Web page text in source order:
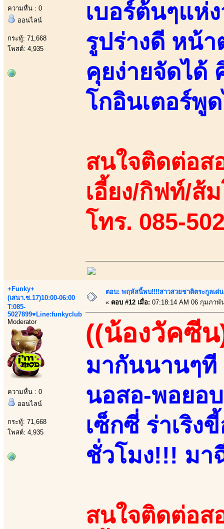
ความหื่น : 0
ออนไลน์
กระทู้: 71,668
โพสต์: 4,935
เบอร์ต้นๆแห่
รูปร่างดี หน้
คุยง่ายจัดได้
โกอินเตอร์พู
สนใจติดต่อส
เอี้ยง/กิฟท์/ส้
โทร. 085-
+Funky+
(เสนา.ซ.17)10:00-06:00
T:085-
5027899♥Line:funkyclub
Moderator
ความหื่น : 0
ออนไลน์
กระทู้: 71,668
โพสต์: 4,935
ตอบ: พฤหัสนี้พบ!!!!สาวสวยชาติตระกูลเด่
« ตอบ #12 เมื่อ: 07:18:14 AM 06 กุมภาพั
((น้องวัคซี
มากันนานๆที
นอสอ-พอยอ
เซ็กซี่ ร่าเริ
ชั่วโมง!!! มา
สนใจติดต่อส